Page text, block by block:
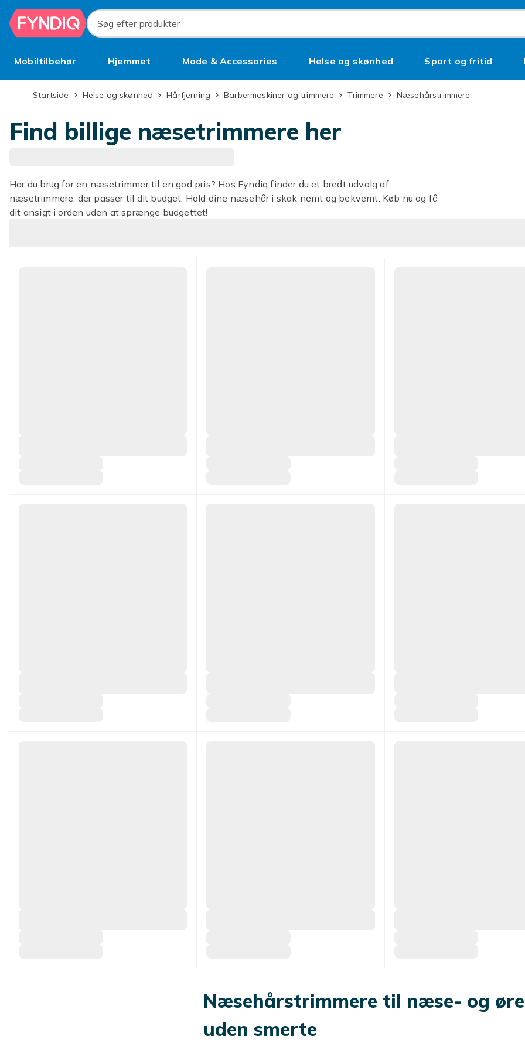
Spring til hovedindhold
Søg efter produkter
Mobiltilbehør Hjemmet Mode & Accessories Helse og skønhed Sport og fritid
BrugtStartside Helse og skønhed Hårfjerning Barbermaskiner og trimmere Trimmere Næsehårstrimmere
Find billige næsetrimmere her
Har du brug for en næsetrimmer til en god pris? Hos Fyndiq finder du et bredt udvalg af
næsetrimmere, der passer til dit budget. Hold dine næsehår i skak nemt og bekvemt. Køb nu og få
dit ansigt i orden uden at sprænge budgettet!
Næsehårstrimmere til næse- og
uden smerte